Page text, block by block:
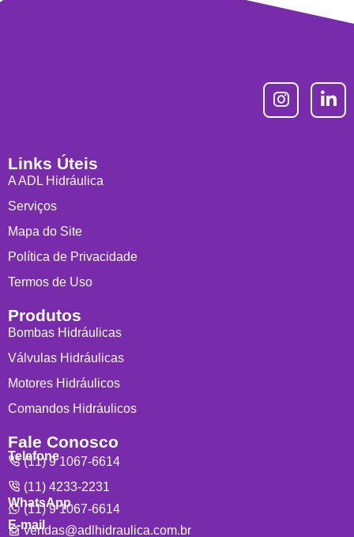
Links Úteis
A ADL Hidráulica
Serviços
Mapa do Site
Política de Privacidade
Termos de Uso
Produtos
Bombas Hidráulicas
Válvulas Hidráulicas
Motores Hidráulicos
Comandos Hidráulicos
Fale Conosco
Telefone
(11) 9 1067-6614
(11) 4233-2231
WhatsApp
(11) 9 1067-6614
E-mail
vendas@adlhidraulica.com.br